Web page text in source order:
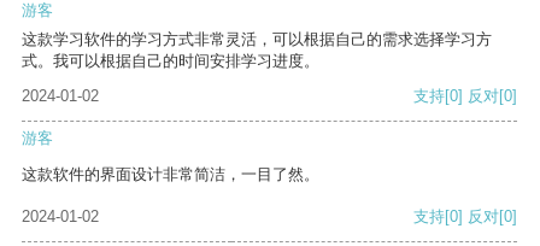
游客
这款学习软件的学习方式非常灵活，可以根据自己的需求选择学习方
式。我可以根据自己的时间安排学习进度。
2024-01-02
支持[0] 反对[0]
游客
这款软件的界面设计非常简洁，一目了然。
2024-01-02 支持[0] 反对[0]